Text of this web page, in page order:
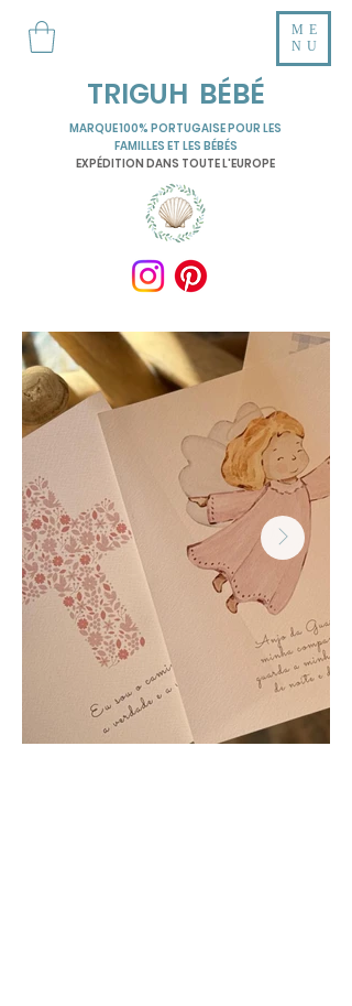
TRIGUH BÉBÉ
ME
NU
MARQUE 100% PORTUGAISE POUR LES
FAMILLES ET LES BÉBÉS
EXPÉDITION DANS TOUTE L'EUROPE